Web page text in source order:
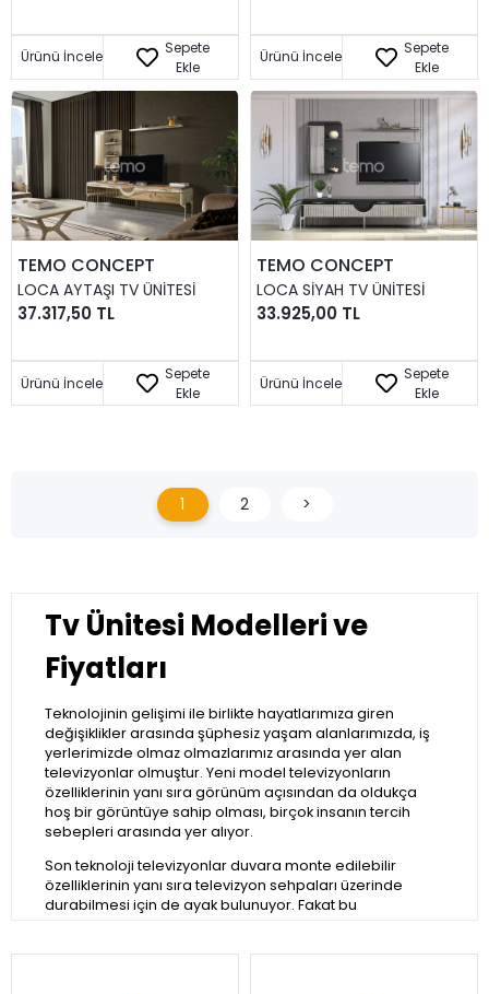
Sepete
Ekle
Ürünü İncele
Sepete
Ekle
Ürünü İncele
TEMO CONCEPT
LOCA AYTAŞI TV ÜNITESI
37.317,50 TL
Sepete
Ekle
Ürünü İncele
TEMO CONCEPT
LOCA SIYAH TV ÜNITESI
33.925,00 TL
Sepete
Ekle
Ürünü İncele
1 2 >
Tv Ünitesi Modelleri ve
Fiyatları
Teknolojinin gelişimi ile birlikte hayatlarımıza giren
değişiklikler arasında şüphesiz yaşam alanlarımızda, iş
yerlerimizde olmaz olmazlarımız arasında yer alan
televizyonlar olmuştur. Yeni model televizyonların
özelliklerinin yanı sıra görünüm açısından da oldukça
hoş bir görüntüye sahip olması, birçok insanın tercih
sebepleri arasında yer alıyor.
Son teknoloji televizyonlar duvara monte edilebilir
özelliklerinin yanı sıra televizyon sehpaları üzerinde
durabilmesi için de ayak bulunuyor. Fakat bu